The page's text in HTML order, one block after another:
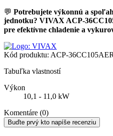
💬 Potrebujete výkonnú a
jednotku? VIVAX ACP-
pre efektívne chladenie a
Kód produktu: ACP-
Tabuľka vlastností
Výkon
10,1 - 11,0 kW
Komentáre (0)
Buďte prvý kto napíše recenziu